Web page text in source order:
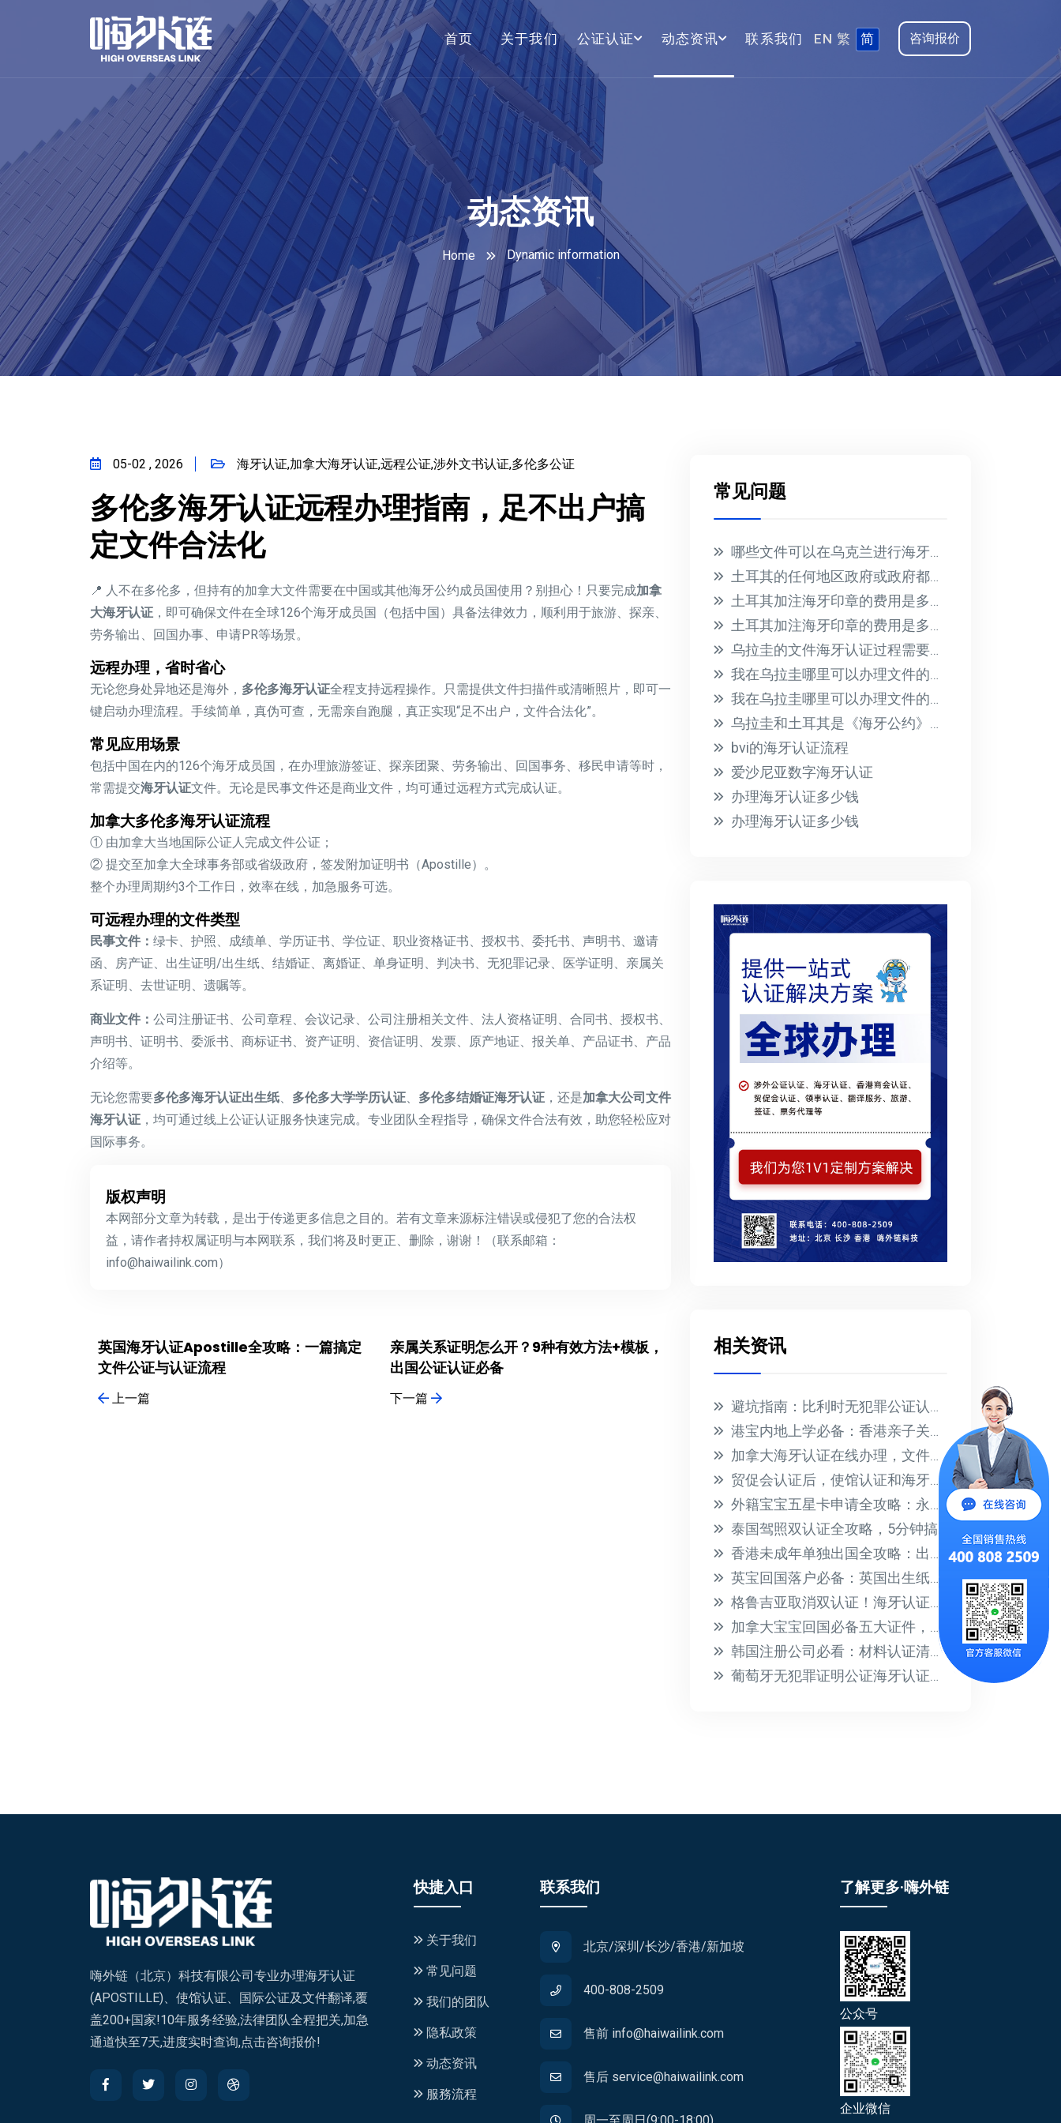
首页 关于我们 公证认证 动态资讯 联系我们 EN 繁 简 咨询报价
动态资讯
Home Dynamic information
05-02 , 2026 海牙认证,加拿大海牙认证,远程公证,涉外文书认证,多伦多公证
多伦多海牙认证远程办理指南，足不出户搞
定文件合法化
📍 人不在多伦多，但持有的加拿大文件需要在中国或其他海牙公约成员国使用？别担心！只要完成加拿
大海牙认证 ，即可确保文件在全球126个海牙成员国（包括中国）具备法律效力，顺利用于旅游、探亲、
劳务输出、回国办事、申请PR等场景。
远程办理，省时省心
无论您身处异地还是海外， 多伦多海牙认证全程支持远程操作。只需提供文件扫描件或清晰照片，即可一
键启动办理流程。手续简单，真伪可查，无需亲自跑腿，真正实现“足不出户，文件合法化”。
常见应用场景
包括中国在内的126个海牙成员国，在办理旅游签证、探亲团聚、劳务输出、回国事务、移民申请等时，
常需提交海牙认证文件。无论是民事文件还是商业文件，均可通过远程方式完成认证。
加拿大多伦多海牙认证流程
① 由加拿大当地国际公证人完成文件公证；
② 提交至加拿大全球事务部或省级政府，签发附加证明书（Apostille）。
整个办理周期约3个工作日，效率在线，加急服务可选。
可远程办理的文件类型
民事文件： 绿卡、护照、成绩单、学历证书、学位证、职业资格证书、授权书、委托书、声明书、邀请
函、房产证、出生证明/出生纸、结婚证、离婚证、单身证明、判决书、无犯罪记录、医学证明、亲属关
系证明、去世证明、遗嘱等。
商业文件： 公司注册证书、公司章程、会议记录、公司注册相关文件、法人资格证明、合同书、授权书、
声明书、证明书、委派书、商标证书、资产证明、资信证明、发票、原产地证、报关单、产品证书、产品
介绍等。
无论您需要多伦多海牙认证出生纸、 多伦多大学学历认证、 多伦多结婚证海牙认证 ，还是加拿大公司文件
海牙认证 ，均可通过线上公证认证服务快速完成。专业团队全程指导，确保文件合法有效，助您轻松应对
国际事务。
版权声明
本网部分文章为转载，是出于传递更多信息之目的。若有文章来源标注错误或侵犯了您的合法权
益，请作者持权属证明与本网联系，我们将及时更正、删除，谢谢！（联系邮箱：
info@haiwailink.com）
英国海牙认证Apostille全攻略：一篇搞定
文件公证与认证流程
上一篇
亲属关系证明怎么开？9种有效方法+模板，
出国公证认证必备
下一篇
常见问题
哪些文件可以在乌克兰进行海牙认证？
土耳其的任何地区政府或政府都不会为在国外收到的文件提供海牙认证
土耳其加注海牙印章的费用是多少？
土耳其加注海牙印章的费用是多少？
乌拉圭的文件海牙认证过程需要多长时间？此过程的相关费用是多少？
我在乌拉圭哪里可以办理文件的海牙认证？有哪些必要的要求？
我在乌拉圭哪里可以办理文件的海牙认证？有哪些必要的要求？
乌拉圭和土耳其是《海牙公约》的成员国
bvi的海牙认证流程
爱沙尼亚数字海牙认证
办理海牙认证多少钱
办理海牙认证多少钱
相关资讯
避坑指南：比利时无犯罪公证认证正确办理流程
港宝内地上学必备：香港亲子关系公证，无需到场办理
加拿大海牙认证在线办理，文件回国轻松搞定！
贸促会认证后，使馆认证和海牙认证到底怎么选？一文讲清
外籍宝宝五星卡申请全攻略：永居资格+教育医疗福利一步到位
泰国驾照双认证全攻略，5分钟搞定换证流程！
香港未成年单独出国全攻略：出行同意书公证与海牙认证指南
英宝回国落户必备：英国出生纸海牙认证全攻略
格鲁吉亚取消双认证！海牙认证新规详解与办理指南
加拿大宝宝回国必备五大证件，海牙认证与护照办理全攻略
韩国注册公司必看：材料认证清单与高效办理指南
葡萄牙无犯罪证明公证海牙认证全攻略，避坑必看
嗨外链（北京）科技有限公司专业办理海牙认证
(APOSTILLE)、使馆认证、国际公证及文件翻译,覆
盖200+国家!10年服务经验,法律团队全程把关,加急
通道快至7天,进度实时查询,点击咨询报价!
快捷入口
关于我们
常见问题
我们的团队
隐私政策
动态资讯
服務流程
联系我们
北京/深圳/长沙/香港/新加坡
400-808-2509
售前 info@haiwailink.com
售后 service@haiwailink.com
了解更多·嗨外链
公众号
企业微信